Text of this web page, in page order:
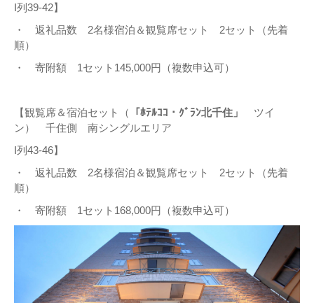
I列39-42】
・ 返礼品数 2名様宿泊＆観覧席セット 2セット（先着
順）
・ 寄附額 1セット145,000円（複数申込可）
【観覧席＆宿泊セット（ 「ﾎﾃﾙｺｺ・ｸﾞﾗﾝ北千住」
ツイ
ン） 千住側 南シングルエリア
I列43-46】
・ 返礼品数 2名様宿泊＆観覧席セット 2セット（先着
順）
・ 寄附額 1セット168,000円（複数申込可）